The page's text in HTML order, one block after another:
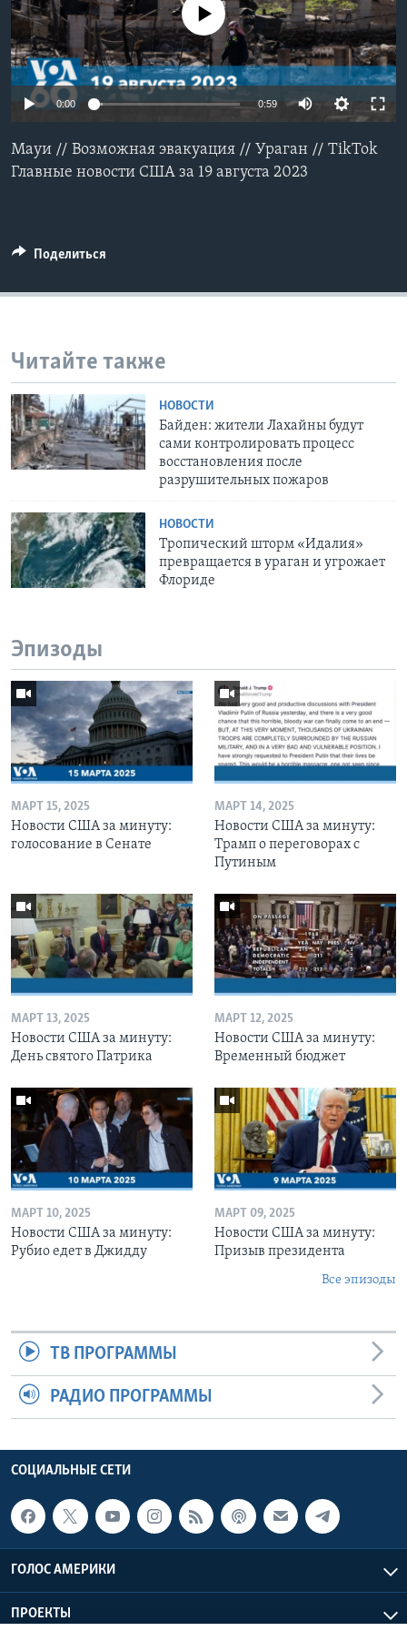
Learning English
СОЦИАЛЬНЫЕ СЕТИ
Языки
No media source currently available
0:00 0:59
Мауи // Возможная эвакуация // Ураган // TikTok
Главные новости США за 19 августа 2023
Поделиться
Читайте также
НОВОСТИ
Байден: жители Лахайны будут
сами контролировать процесс
восстановления после
разрушительных пожаров
НОВОСТИ
Тропический шторм «Идалия»
превращается в ураган и угрожает
Флориде
Эпизоды
МАРТ 15, 2025
Новости США за минуту:
голосование в Сенате
МАРТ 14, 2025
Новости США за минуту:
Трамп о переговорах с
Путиным
МАРТ 13, 2025
Новости США за минуту:
День святого Патрика
МАРТ 12, 2025
Новости США за минуту:
Временный бюджет
МАРТ 10, 2025
Новости США за минуту:
Рубио едет в Джидду
МАРТ 09, 2025
Новости США за минуту:
Призыв президента
Все эпизоды
ТВ ПРОГРАММЫ
РАДИО ПРОГРАММЫ
СОЦИАЛЬНЫЕ СЕТИ
ГОЛОС АМЕРИКИ
ПРОЕКТЫ